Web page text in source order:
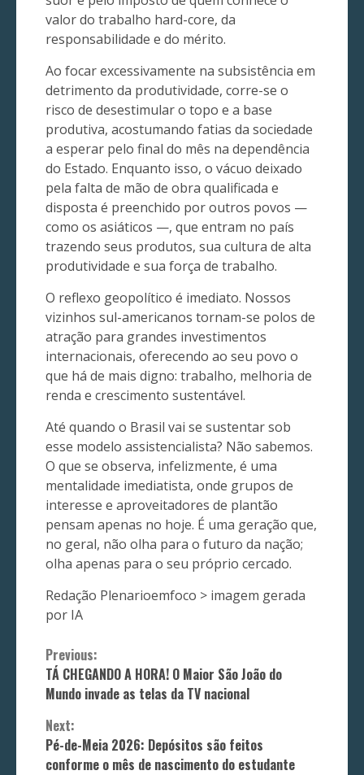
valor do trabalho hard-core, da
responsabilidade e do mérito.
Ao focar excessivamente na subsistência em
detrimento da produtividade, corre-se o
risco de desestimular o topo e a base
produtiva, acostumando fatias da sociedade
a esperar pelo final do mês na dependência
do Estado. Enquanto isso, o vácuo deixado
pela falta de mão de obra qualificada e
disposta é preenchido por outros povos —
como os asiáticos —, que entram no país
trazendo seus produtos, sua cultura de alta
produtividade e sua força de trabalho.
O reflexo geopolítico é imediato. Nossos
vizinhos sul-americanos tornam-se polos de
atração para grandes investimentos
internacionais, oferecendo ao seu povo o
que há de mais digno: trabalho, melhoria de
renda e crescimento sustentável.
Até quando o Brasil vai se sustentar sob
esse modelo assistencialista? Não sabemos.
O que se observa, infelizmente, é uma
mentalidade imediatista, onde grupos de
interesse e aproveitadores de plantão
pensam apenas no hoje. É uma geração que,
no geral, não olha para o futuro da nação;
olha apenas para o seu próprio cercado.
Redação Plenarioemfoco > imagem gerada
por IA
Continue
Reading
Previous:
TÁ CHEGANDO A HORA! O Maior São João do
Mundo invade as telas da TV nacional
Next:
Pé-de-Meia 2026: Depósitos são feitos
conforme o mês de nascimento do estudante